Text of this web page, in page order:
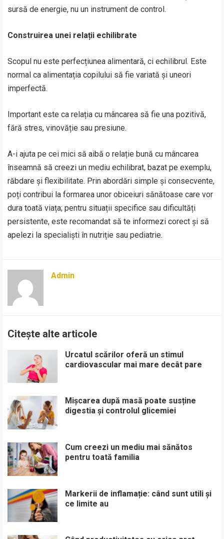
sursă de energie, nu un instrument de control.
Construirea unei relații echilibrate
Scopul nu este perfecțiunea alimentară, ci echilibrul. Este
normal ca alimentația copilului să fie variată și uneori
imperfectă.
Important este ca relația cu mâncarea să fie una pozitivă,
fără stres, vinovăție sau presiune.
A-i ajuta pe cei mici să aibă o relație bună cu mâncarea
înseamnă să creezi un mediu echilibrat, bazat pe exemplu,
răbdare și flexibilitate. Prin abordări simple și consecvente,
poți contribui la formarea unor obiceiuri sănătoase care vor
dura toată viața; pentru situații specifice sau dificultăți
persistente, este recomandat să te informezi corect și să
apelezi la specialiști în nutriție sau pediatrie.
Admin
Citește alte articole
Urcatul scărilor oferă un stimul
cardiovascular mai mare decât pare
Mișcarea după masă poate susține
digestia și controlul glicemiei
Cum creezi un mediu mai sănătos
pentru toată familia
Markerii de inflamație: când sunt utili și
ce limite au